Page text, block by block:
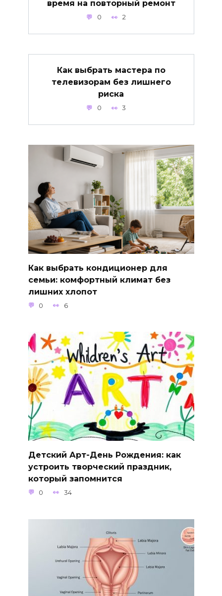
время на повторный ремонт
0 2
Как выбрать мастера по
телевизорам без лишнего
риска
0 3
Как выбрать кондиционер для
семьи: комфортный климат без
лишних хлопот
0 6
Детский Арт-День Рождения: как
устроить творческий праздник,
который запомнится
0 34